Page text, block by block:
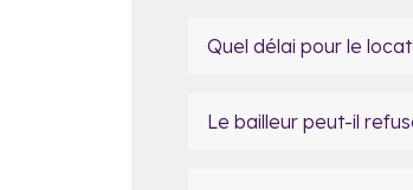
Quel délai pour le
Le bailleur peut-il